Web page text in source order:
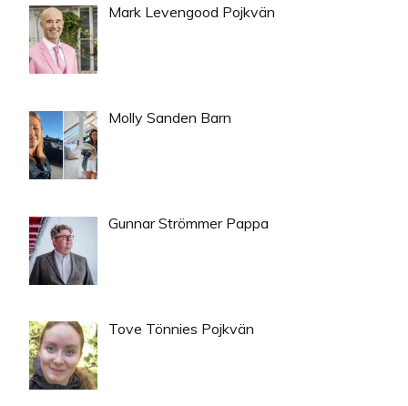
Mark Levengood Pojkvän
Molly Sanden Barn
Gunnar Strömmer Pappa
Tove Tönnies Pojkvän